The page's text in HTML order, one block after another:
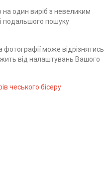
один виріб з невеликим
подальшого пошуку
фотографії може відрізнятись
від налаштувань Вашого
чеського бісеру